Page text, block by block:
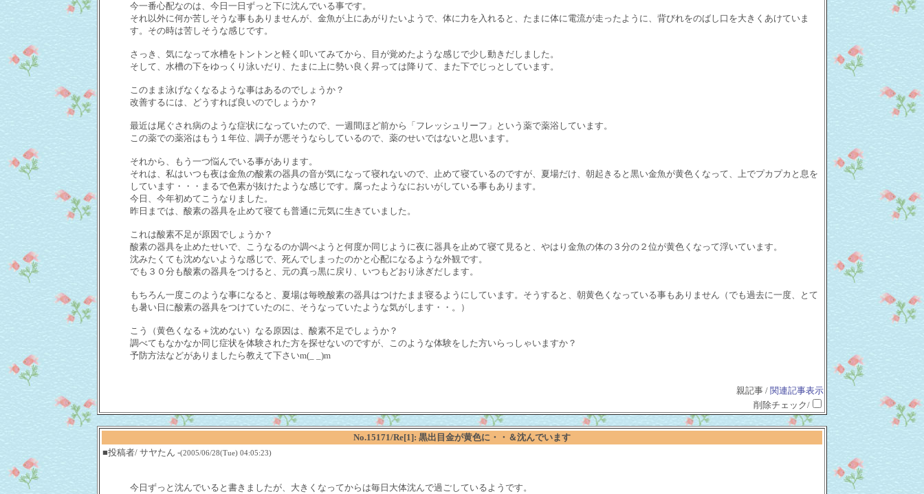
今一番心配なのは、今日一日ずっと下に沈んでいる事です。
それ以外に何か苦しそうな事もありませんが、金魚が上にあがりたいようで、体に力を入れると、たまに体に電流が走ったように、背びれをのばし口を大きくあけていま
す。その時は苦しそうな感じです。
さっき、気になって水槽をトントンと軽く叩いてみてから、目が覚めたような感じで少し動きだしました。
そして、水槽の下をゆっくり泳いだり、たまに上に勢い良く昇っては降りて、また下でじっとしています。
このまま泳げなくなるような事はあるのでしょうか？
改善するには、どうすれば良いのでしょうか？
最近は尾ぐされ病のような症状になっていたので、一週間ほど前から「フレッシュリーフ」という薬で薬浴しています。
この薬での薬浴はもう１年位、調子が悪そうならしているので、薬のせいではないと思います。
それから、もう一つ悩んでいる事があります。
それは、私はいつも夜は金魚の酸素の器具の音が気になって寝れないので、止めて寝ているのですが、夏場だけ、朝起きると黒い金魚が黄色くなって、上でプカプカと息を
しています・・・まるで色素が抜けたような感じです。腐ったようなにおいがしている事もあります。
今日、今年初めてこうなりました。
昨日までは、酸素の器具を止めて寝ても普通に元気に生きていました。
これは酸素不足が原因でしょうか？
酸素の器具を止めたせいで、こうなるのか調べようと何度か同じように夜に器具を止めて寝て見ると、やはり金魚の体の３分の２位が黄色くなって浮いています。
沈みたくても沈めないような感じで、死んでしまったのかと心配になるような外観です。
でも３０分も酸素の器具をつけると、元の真っ黒に戻り、いつもどおり泳ぎだします。
もちろん一度このような事になると、夏場は毎晩酸素の器具はつけたまま寝るようにしています。そうすると、朝黄色くなっている事もありません（でも過去に一度、とて
も暑い日に酸素の器具をつけていたのに、そうなっていたような気がします・・。）
こう（黄色くなる＋沈めない）なる原因は、酸素不足でしょうか？
調べてもなかなか同じ症状を体験された方を探せないのですが、このような体験をした方いらっしゃいますか？
予防方法などがありましたら教えて下さいm(_ _)m
親記事 / 関連記事表示
削除チェック/
No.15171/Re[1]: 黒出目金が黄色に・・＆沈んでいます
■投稿者/ サヤたん -(2005/06/28(Tue) 04:05:23)
今日ずっと沈んでいると書きましたが、大きくなってからは毎日大体沈んで過ごしているようです。